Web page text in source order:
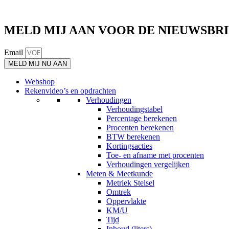
MELD MIJ AAN VOOR DE
Email
MELD MIJ NU AAN
Webshop
Rekenvideo’s en opdrachten
Verhoudingen
Verhoudingstabel
Percentage berekenen
Procenten berekenen
BTW berekenen
Kortingsacties
Toe- en afname met procenten
Verhoudingen vergelijken
Meten & Meetkunde
Metriek Stelsel
Omtrek
Oppervlakte
KM/U
Tijd